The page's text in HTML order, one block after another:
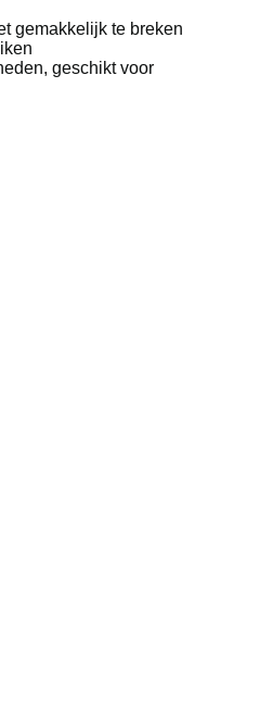
gemakkelijk te breken
geschikt voor